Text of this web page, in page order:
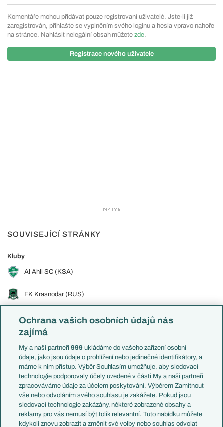
Komentáře mohou přidávat pouze registrovaní uživatelé. Jste-li již
zaregistrován, přihlašte se vyplněním svého loginu a hesla vpravo nahoře
na stránce. Nahlásit nelegální obsah můžete zde.
Registrace nového uživatele
SOUVISEJÍCÍ STRÁNKY
Kluby
Al Ahli SC (KSA)
FK Krasnodar (RUS)
Eduard Spertsyan (Al Ahli SC)
TÉMA
DALŠÍ AKTUALITY
Ochrana vašich osobních údajů nás
zajímá
My a naši partneři999 ukládáme do vašeho zařízení osobní
údaje, jako jsou údaje o prohlížení nebo jedinečné identifikátory, a
máme k nim přístup. Výběr Souhlasím umožňuje, aby sledovací
technologie podporovaly účely uvedené v části My a naši partneři
zpracováváme údaje za účelem poskytování. Výběrem Zamítnout
vše nebo odvoláním svého souhlasu je zakážete. Pokud jsou
sledovací technologie zakázány, některé zobrazené obsahy a
reklamy pro vás nemusí být tolik relevantní. Tuto nabídku můžete
kdykoli znovu zobrazit a změnit své volby nebo souhlas odvolat